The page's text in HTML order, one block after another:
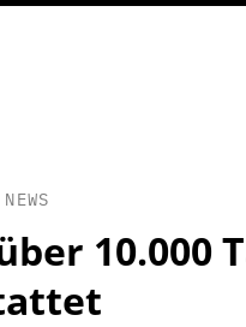
NEWS
10.000